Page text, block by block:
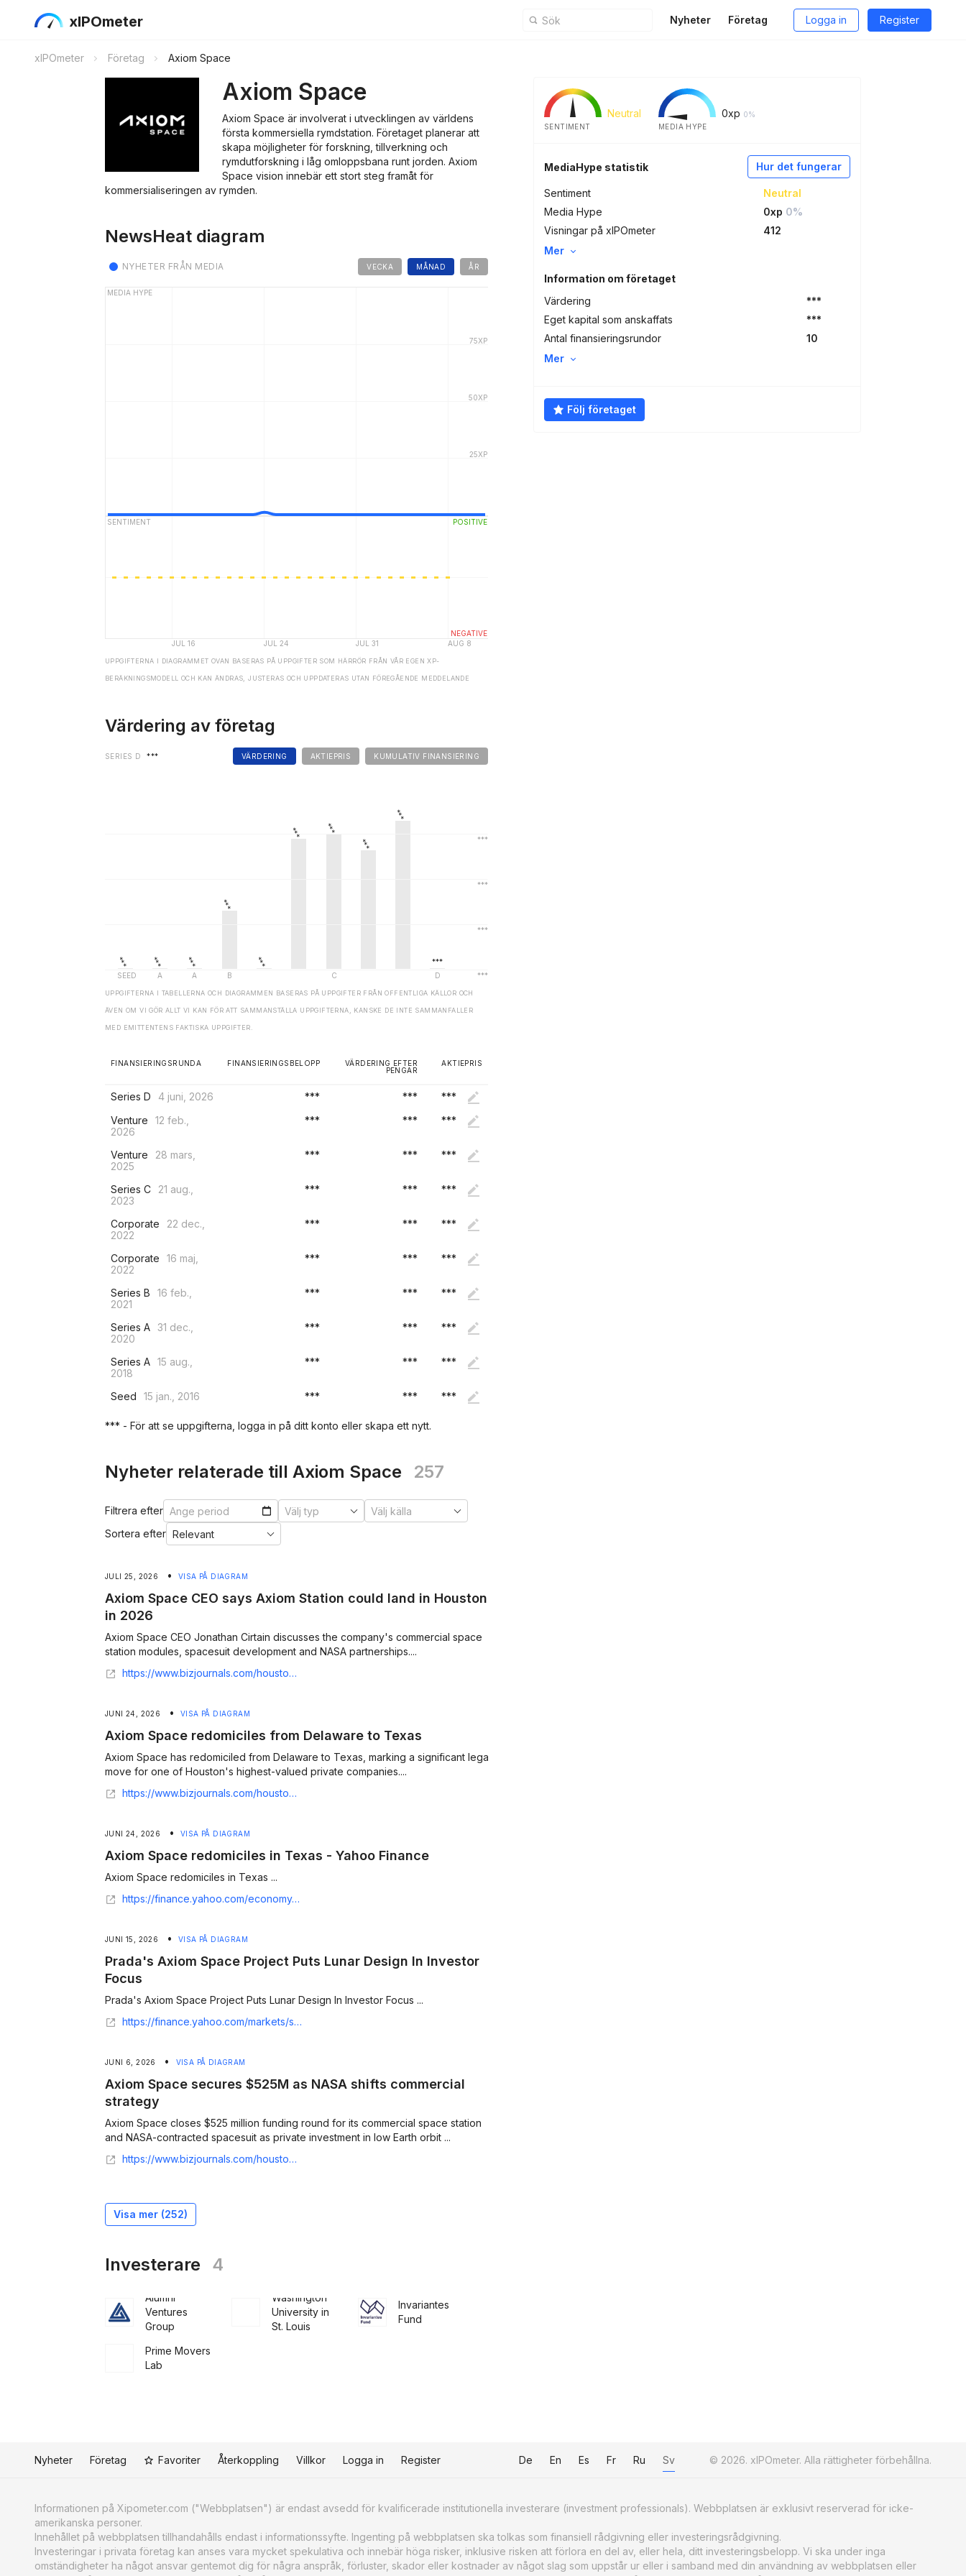
xIPOmeter Nyheter Företag Logga in Register
xIPOmeter Företag Axiom Space
Axiom Space
Axiom Space är involverat i utvecklingen av världens
första kommersiella rymdstation. Företaget planerar att
skapa möjligheter för forskning, tillverkning och
rymdutforskning i låg omloppsbana runt jorden. Axiom
Space vision innebär ett stort steg framåt för
kommersialiseringen av rymden.
Neutral
SENTIMENT
0xp 0%
MEDIA HYPE
Hur det fungerar
MediaHype statistik
Sentiment
Neutral
Media Hype
0xp 0%
Visningar på xIPOmeter
412
Mer
Information om företaget
Värdering
***
Eget kapital som anskaffats
***
Antal finansieringsrundor
10
Mer
Följ företaget
NewsHeat diagram
VECKA MÅNAD ÅR
NYHETER FRÅN MEDIA
UPPGIFTERNA I DIAGRAMMET OVAN BASERAS PÅ UPPGIFTER SOM HÄRRÖR FRÅN VÅR EGEN XP-
BERÄKNINGSMODELL OCH KAN ÄNDRAS, JUSTERAS OCH UPPDATERAS UTAN FÖREGÅENDE MEDDELANDE
Värdering av företag
VÄRDERING AKTIEPRIS KUMULATIV FINANSIERING
SERIES D ***
UPPGIFTERNA I TABELLERNA OCH DIAGRAMMEN BASERAS PÅ UPPGIFTER FRÅN OFFENTLIGA KÄLLOR OCH
ÄVEN OM VI GÖR ALLT VI KAN FÖR ATT SAMMANSTÄLLA UPPGIFTERNA, KANSKE DE INTE SAMMANFALLER
MED EMITTENTENS FAKTISKA UPPGIFTER.
FINANSIERINGSRUNDA FINANSIERINGSBELOPP
VÄRDERING EFTER
PENGAR
AKTIEPRIS
Series D 4 juni, 2026 *** ***
***
Venture
12 feb.,
2026
*** *** ***
Venture
28 mars,
2025
*** *** ***
Series C
21 aug.,
2023
*** *** ***
Corporate
22 dec.,
2022
*** *** ***
Corporate
16 maj,
2022
*** *** ***
Series B
16 feb.,
2021
*** *** ***
Series A 31 dec.,
2020
*** *** ***
Series A 15 aug.,
2018
*** *** ***
Seed 15 jan., 2016 *** *** ***
*** - För att se uppgifterna, logga in på ditt konto eller skapa ett nytt.
Nyheter relaterade till Axiom Space 257
Filtrera efter
Sortera efter
JULI 25, 2026 • VISA PÅ DIAGRAM
Axiom Space CEO says Axiom Station could land in Houston
in 2026
Axiom Space CEO Jonathan Cirtain discusses the company's commercial space
station modules, spacesuit development and NASA partnerships....
https://www.bizjournals.com/houston/news/2026/07/24/axiom-space-station-spacesuit-nasa-factory.html
JUNI 24, 2026 • VISA PÅ DIAGRAM
Axiom Space redomiciles from Delaware to Texas
Axiom Space has redomiciled from Delaware to Texas, marking a significant legal
move for one of Houston's highest-valued private companies....
https://www.bizjournals.com/houston/news/2026/06/23/axiom-space-redomiciles-delaware-to-texas-legal-hq.html
JUNI 24, 2026 • VISA PÅ DIAGRAM
Axiom Space redomiciles in Texas - Yahoo Finance
Axiom Space redomiciles in Texas ...
https://finance.yahoo.com/economy/policy/articles/axiom-space-redomiciles-texas-180652689.html
JUNI 15, 2026 • VISA PÅ DIAGRAM
Prada's Axiom Space Project Puts Lunar Design In Investor
Focus
Prada's Axiom Space Project Puts Lunar Design In Investor Focus ...
https://finance.yahoo.com/markets/stocks/articles/prada-axiom-space-project-puts-120727814.html
JUNI 6, 2026 • VISA PÅ DIAGRAM
Axiom Space secures $525M as NASA shifts commercial
strategy
Axiom Space closes $525 million funding round for its commercial space station
and NASA-contracted spacesuit as private investment in low Earth orbit ...
https://www.bizjournals.com/houston/news/2026/06/05/axiom-space-funding-space-station-nasa.html
Visa mer (252)
Investerare 4
Alumni
Ventures
Group
Washington
University in
St. Louis
Invariantes
Fund
Prime Movers
Lab
Nyheter Företag Favoriter Återkoppling Villkor Logga in Register © 2026. xIPOmeter. Alla rättigheter förbehållna.
De En Es Fr Ru Sv
Informationen på Xipometer.com ("Webbplatsen") är endast avsedd för kvalificerade institutionella investerare (investment professionals). Webbplatsen är exklusivt reserverad för icke-
amerikanska personer.
Innehållet på webbplatsen tillhandahålls endast i informationssyfte. Ingenting på webbplatsen ska tolkas som finansiell rådgivning eller investeringsrådgivning.
Investeringar i privata företag kan anses vara mycket spekulativa och innebär höga risker, inklusive risken att förlora en del av, eller hela, ditt investeringsbelopp. Vi ska under inga
omständigheter ha något ansvar gentemot dig för några anspråk, förluster, skador eller kostnader av något slag som uppstår ur eller i samband med din användning av webbplatsen eller